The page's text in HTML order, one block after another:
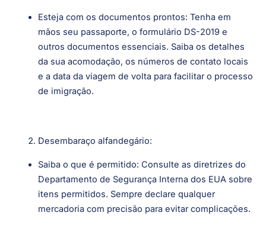
Esteja com os documentos prontos: Tenha em
mãos seu passaporte, o formulário DS-2019 e
outros documentos essenciais. Saiba os detalhes
da sua acomodação, os números de contato locais
e a data da viagem de volta para facilitar o processo
de imigração.
Desembaraço alfandegário:
Saiba o que é permitido: Consulte as diretrizes do
Departamento de Segurança Interna dos EUA sobre
itens permitidos. Sempre declare qualquer
mercadoria com precisão para evitar complicações.